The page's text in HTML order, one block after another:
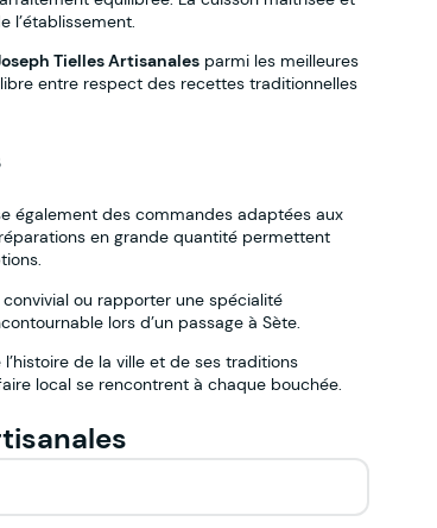
l’établissement.
Tielles Artisanales parmi les meilleures
entre respect des recettes traditionnelles
également des commandes adaptées aux
en grande quantité permettent
ou rapporter une spécialité
lors d’un passage à Sète.
de la ville et de ses traditions
local se rencontrent à chaque bouchée.